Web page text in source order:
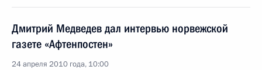
Дмитрий Медведев дал интервью норвежской
газете «Афтенпостен»
24 апреля 2010 года, 10:00